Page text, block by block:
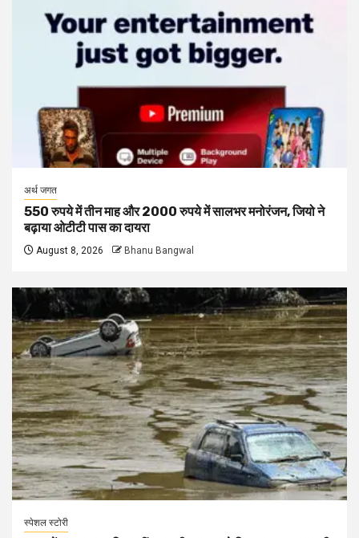
अर्थ जगत
550 रुपये में तीन माह और 2000 रुपये में सालभर मनोरंजन, जियो ने
बढ़ाया ओटीटी पास का दायरा
August 8, 2026 Bhanu Bangwal
स्पेशल स्टोरी